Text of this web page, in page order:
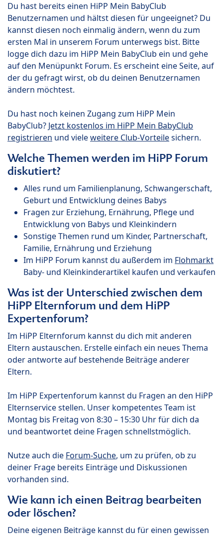
Du hast bereits einen HiPP Mein BabyClub
Benutzernamen und hältst diesen für ungeeignet? Du
kannst diesen noch einmalig ändern, wenn du zum
ersten Mal in unserem Forum unterwegs bist. Bitte
logge dich dazu im HiPP Mein BabyClub ein und gehe
auf den Menüpunkt Forum. Es erscheint eine Seite, auf
der du gefragt wirst, ob du deinen Benutzernamen
ändern möchtest.
Du hast noch keinen Zugang zum HiPP Mein
BabyClub? Jetzt kostenlos im HiPP Mein BabyClub
registrieren und vieleweitere Club-Vorteilesichern.
Welche Themen werden im HiPP Forum
diskutiert?
Alles rund um Familienplanung, Schwangerschaft,
Geburt und Entwicklung deines Babys
Fragen zur Erziehung, Ernährung, Pflege und
Entwicklung von Babys und Kleinkindern
Sonstige Themen rund um Kinder, Partnerschaft,
Familie, Ernährung und Erziehung
Im HiPP Forum kannst du außerdem im Flohmarkt
Baby- und Kleinkinderartikel kaufen und verkaufen
Was ist der Unterschied zwischen dem
HiPP Elternforum und dem HiPP
Expertenforum?
Im HiPP Elternforum kannst du dich mit anderen
Eltern austauschen. Erstelle einfach ein neues Thema
oder antworte auf bestehende Beiträge anderer
Eltern.
Im HiPP Expertenforum kannst du Fragen an den HiPP
Elternservice stellen. Unser kompetentes Team ist
Montag bis Freitag von 8:30 – 15:30 Uhr für dich da
und beantwortet deine Fragen schnellstmöglich.
Nutze auch die Forum-Suche, um zu prüfen, ob zu
deiner Frage bereits Einträge und Diskussionen
vorhanden sind.
Wie kann ich einen Beitrag bearbeiten
oder löschen?
Deine eigenen Beiträge kannst du für einen gewissen